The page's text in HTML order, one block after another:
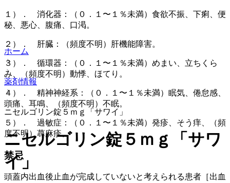
１）． 消化器：（０．１〜１％未満）食欲不振、下痢、便
秘、悪心、腹痛、口渇。
２）． 肝臓：（頻度不明）肝機能障害。
３）． 循環器：（０．１〜１％未満）めまい、立ちくら
み、（頻度不明）動悸、ほてり。
４）． 精神神経系：（０．１〜１％未満）眠気、倦怠感、
頭痛、耳鳴、（頻度不明）不眠。
５）． 過敏症：（０．１〜１％未満）発疹、そう痒、（頻
度不明）蕁麻疹。
禁忌
頭蓋内出血後止血が完成していないと考えられる患者［出血
ホーム
薬剤情報
ニセルゴリン錠５ｍｇ「サワイ」
ニセルゴリン錠５ｍｇ「サワ
イ」